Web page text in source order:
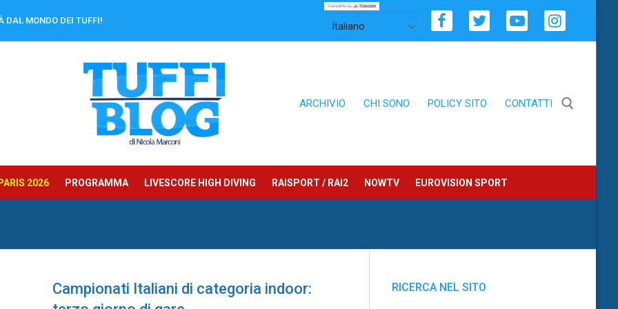
DAL MONDO DEI TUFFI!
ARCHIVIO CHI SONO POLICY SITO CONTATTI
2026 PROGRAMMA LIVESCORE HIGH DIVING RAISPORT / RAI2 NOWTV EUROVISION SPORT
Campionati Italiani di categoria indoor:
RICERCA NEL SITO